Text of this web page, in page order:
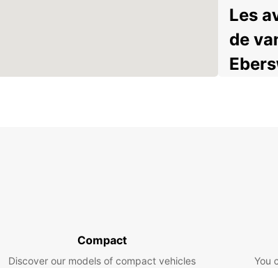
Les
de
Compact
Discover our models of compact vehicles
You